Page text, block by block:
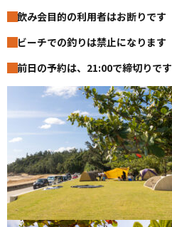
飲み会目的の利用者はお断りです
ビーチでの釣りは禁止になります
前日の予約は、21:00で締切りです